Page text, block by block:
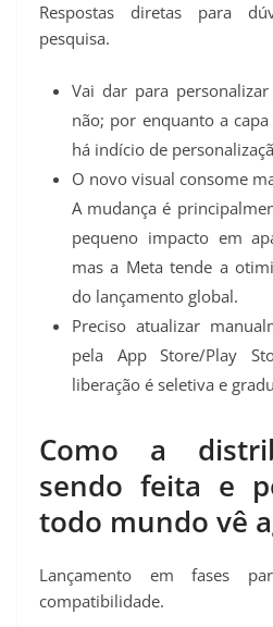
Respostas diretas para
pesquisa.
Vai dar para
não; por enquanto a
há indício de
O novo visual consome
A mudança é
pequeno impacto em
mas a Meta tende a
do lançamento global.
Preciso atualizar
pela App Store/Play
liberação é seletiva e
Como a
sendo feita e
todo mundo vê
Lançamento em fases
compatibilidade.